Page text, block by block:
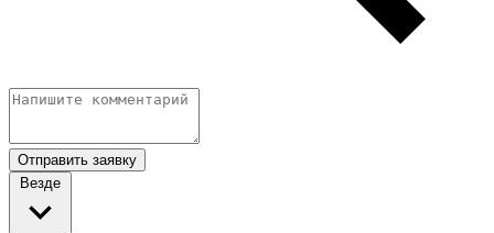
Отправить заявку
Везде